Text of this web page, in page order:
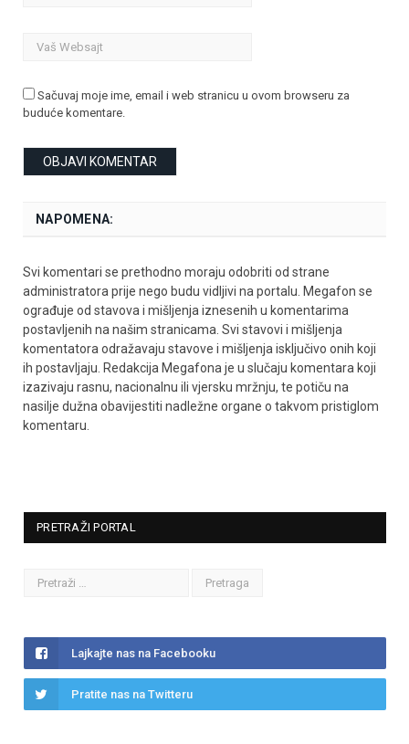
Sačuvaj moje ime, email i web stranicu u ovom browseru za
buduće komentare.
NAPOMENA:
Svi komentari se prethodno moraju odobriti od strane
administratora prije nego budu vidljivi na portalu. Megafon se
ograđuje od stavova i mišljenja iznesenih u komentarima
postavljenih na našim stranicama. Svi stavovi i mišljenja
komentatora odražavaju stavove i mišljenja isključivo onih koji
ih postavljaju. Redakcija Megafona je u slučaju komentara koji
izazivaju rasnu, nacionalnu ili vjersku mržnju, te potiču na
nasilje dužna obavijestiti nadležne organe o takvom pristiglom
komentaru.
PRETRAŽI PORTAL
Lajkajte nas na Facebooku
Pratite nas na Twitteru